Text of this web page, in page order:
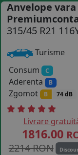
COS
Anvelope
315/45 R21
Turisme
Consum
C
Aderenta B
Zgomot B 74 dB
Livrare
1816.00
2214 RON